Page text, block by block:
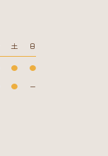
土 日
●
●
● ー